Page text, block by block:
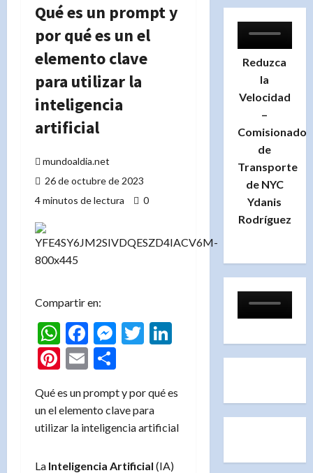
Qué es un prompt y
por qué es un el
elemento clave
para utilizar la
inteligencia
artificial
mundoaldia.net
26 de octubre de 2023
4 minutos de lectura
0
Compartir en:
WhatsApp
Facebook
Messenger
Twitter
Pinterest
Email
Qué es un prompt y por qué es
un el elemento clave para
utilizar la inteligencia artificial
La Inteligencia Artificial (IA)
Reduzca
la
Velocidad
–
Comisionado
de
Transporte
de NYC
Ydanis
Rodríguez